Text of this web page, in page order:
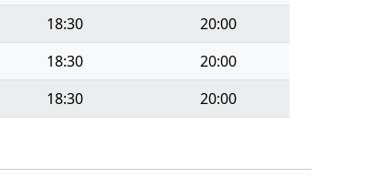
18:30
20:00
18:30
20:00
18:30 20:00